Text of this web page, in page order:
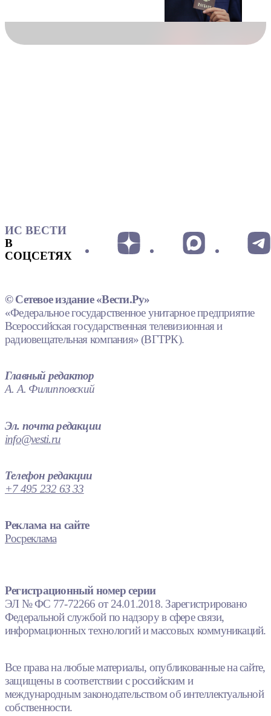
ИС ВЕСТИ
В
СОЦСЕТЯХ
© Сетевое издание «Вести.Ру»
«Федеральное государственное унитарное предприятие
Всероссийская государственная телевизионная и
радиовещательная компания» (ВГТРК).
Главный редактор
А. А. Филипповский
Эл. почта редакции
info@vesti.ru
Телефон редакции
+7 495 232 63 33
Реклама на сайте
Росреклама
Регистрационный номер серии
ЭЛ № ФС 77-72266 от 24.01.2018. Зарегистрировано
Федеральной службой по надзору в сфере связи,
информационных технологий и массовых коммуникаций.
Все права на любые материалы, опубликованные на сайте,
защищены в соответствии с российским и
международным законодательством об интеллектуальной
собственности.